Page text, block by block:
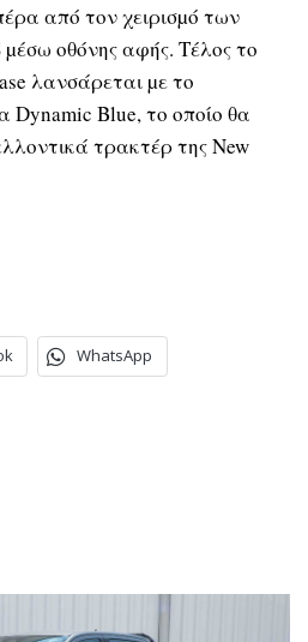
από τον χειρισµό των
οθόνης αφής. Τέλος το
λανσάρεται µε το
Dynamic Blue, το οποίο θα
τρακτέρ της New
WhatsApp